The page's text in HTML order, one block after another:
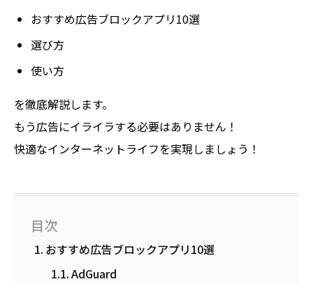
おすすめ広告ブロックアプリ10選
選び方
使い方
を徹底解説します。
もう広告にイライラする必要はありません！
快適なインターネットライフを実現しましょう！
目次
おすすめ広告ブロックアプリ10選
AdGuard